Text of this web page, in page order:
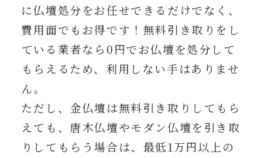
に仏壇処分をお任せできるだけでなく、
費用面でもお得です！無料引き取りをし
ている業者なら0円でお仏壇を処分して
もらえるため、利用しない手はありませ
ん。
ただし、金仏壇は無料引き取りしてもら
えても、唐木仏壇やモダン仏壇を引き取
りしてもらう場合は、最低1万円以上の